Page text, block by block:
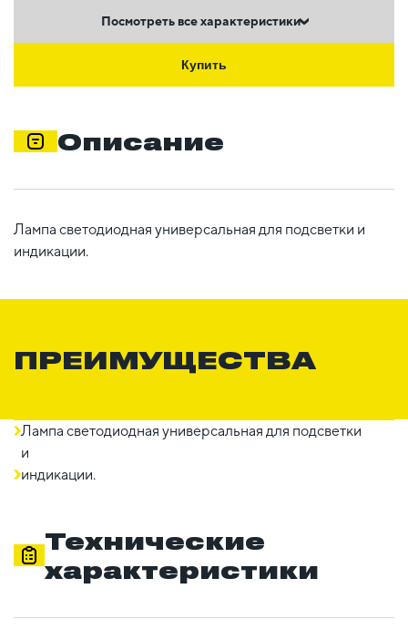
Посмотреть все характеристики
Купить
Описание
Лампа светодиодная универсальная для подсветки и
индикации.
ПРЕИМУЩЕСТВА
Лампа светодиодная универсальная для подсветки
и
индикации.
Технические
характеристики